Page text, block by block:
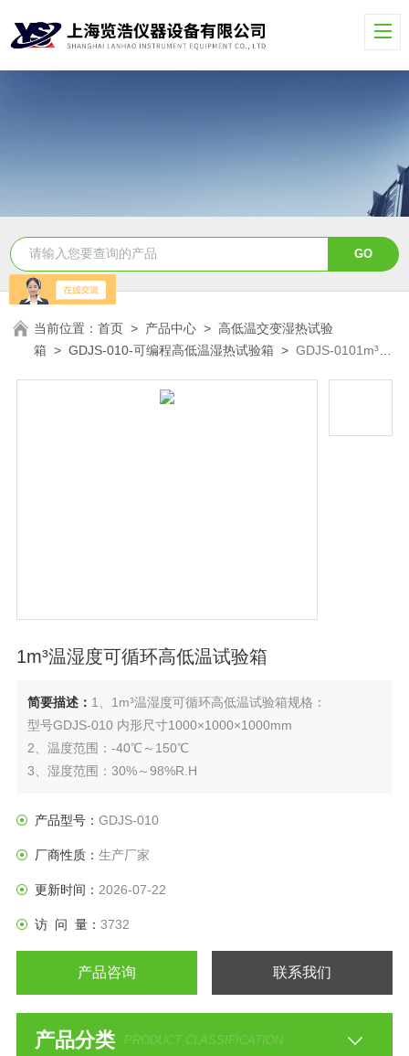
当前位置：首页 > 产品中心 >高低温交变湿热试验
箱 >GDJS-010-可编程高低温湿热试验箱 >GDJS-0101m³温
1m³温湿度可循环高低温试验箱
简要描述： 1、1m³温湿度可循环高低温试验箱规格：
型号GDJS-010 内形尺寸1000×1000×1000mm
2、温度范围：-40℃～150℃
3、湿度范围：30%～98%R.H
产品型号： GDJS-010
厂商性质： 生产厂家
更新时间： 2026-07-22
访 问 量： 3732
产品咨询 联系我们
产品分类 PRODUCT CLASSIFICATION